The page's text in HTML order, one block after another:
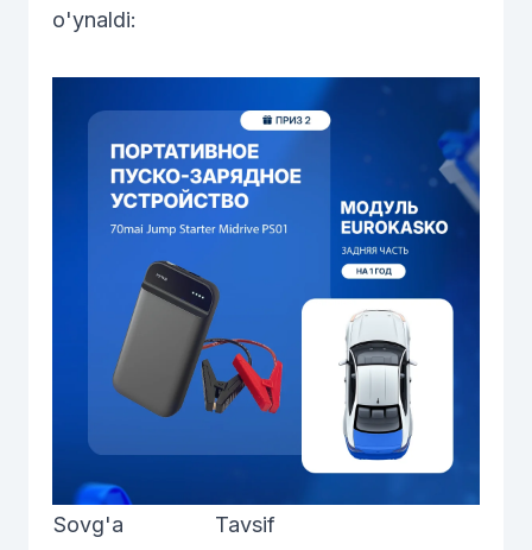
o'ynaldi:
Sovg'a
Tavsif